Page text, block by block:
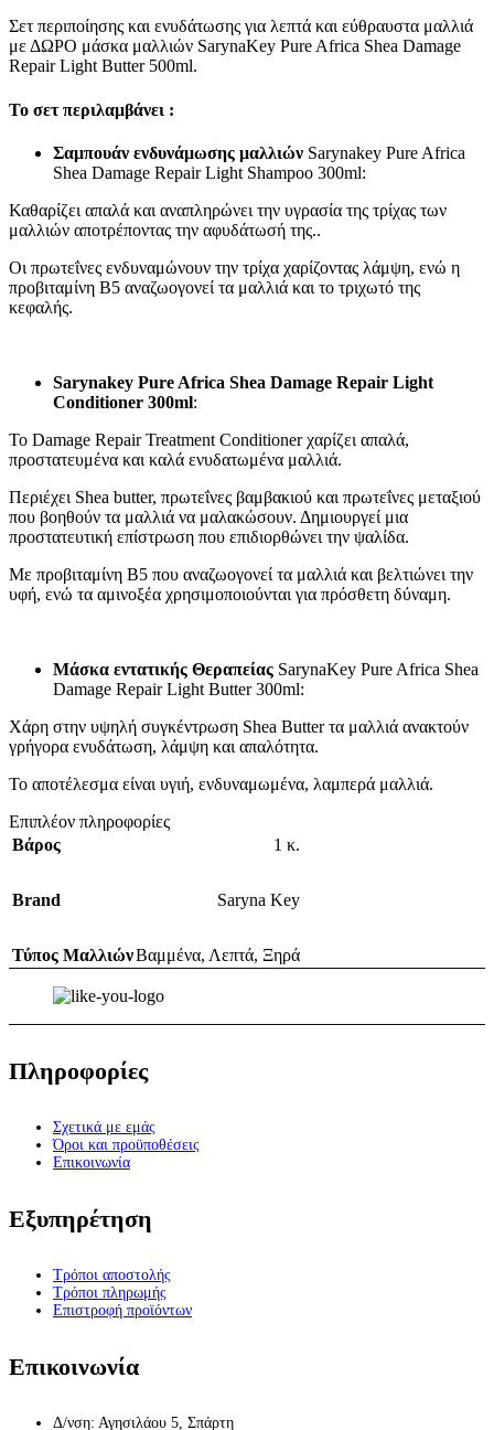
Σετ περιποίησης και ενυδάτωσης για λεπτά και εύθραυστα μαλλιά
με ΔΩΡΟ μάσκα μαλλιών SarynaKey Pure Africa Shea Damage
Repair Light Butter 500ml.
Το σετ περιλαμβάνει :
Σαμπουάν ενδυνάμωσης μαλλιών Sarynakey Pure Africa
Shea Damage Repair Light Shampoo 300ml:
Καθαρίζει απαλά και αναπληρώνει την υγρασία της τρίχας των
μαλλιών αποτρέποντας την αφυδάτωσή της..
Οι πρωτεΐνες ενδυναμώνουν την τρίχα χαρίζοντας λάμψη, ενώ η
προβιταμίνη Β5 αναζωογονεί τα μαλλιά και το τριχωτό της
κεφαλής.
Sarynakey Pure Africa Shea Damage Repair Light
Conditioner 300ml:
Το Damage Repair Treatment Conditioner χαρίζει απαλά,
προστατευμένα και καλά ενυδατωμένα μαλλιά.
Περιέχει Shea butter, πρωτεΐνες βαμβακιού και πρωτεΐνες μεταξιού
που βοηθούν τα μαλλιά να μαλακώσουν. Δημιουργεί μια
προστατευτική επίστρωση που επιδιορθώνει την ψαλίδα.
Με προβιταμίνη Β5 που αναζωογονεί τα μαλλιά και βελτιώνει την
υφή, ενώ τα αμινοξέα χρησιμοποιούνται για πρόσθετη δύναμη.
Μάσκα εντατικής Θεραπείας SarynaKey Pure Africa Shea
Damage Repair Light Butter 300ml:
Χάρη στην υψηλή συγκέντρωση Shea Butter τα μαλλιά ανακτούν
γρήγορα ενυδάτωση, λάμψη και απαλότητα.
Το αποτέλεσμα είναι υγιή, ενδυναμωμένα, λαμπερά μαλλιά.
Επιπλέον πληροφορίες
Βάρος
1 κ.
Brand Saryna Key
Τύπος ΜαλλιώνΒαμμένα, Λεπτά, Ξηρά
Πληροφορίες
Σχετικά με εμάς
Όροι και προϋποθέσεις
Επικοινωνία
Εξυπηρέτηση
Τρόποι αποστολής
Τρόποι πληρωμής
Επιστροφή προϊόντων
Επικοινωνία
Δ/νση: Αγησιλάου 5, Σπάρτη